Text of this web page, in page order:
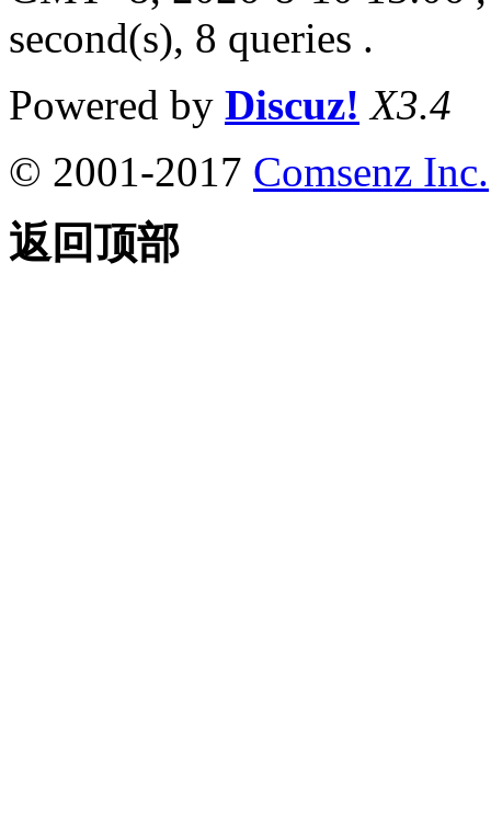
second(s), 8 queries .
Powered by Discuz! X3.4
© 2001-2017 Comsenz Inc.
返回顶部